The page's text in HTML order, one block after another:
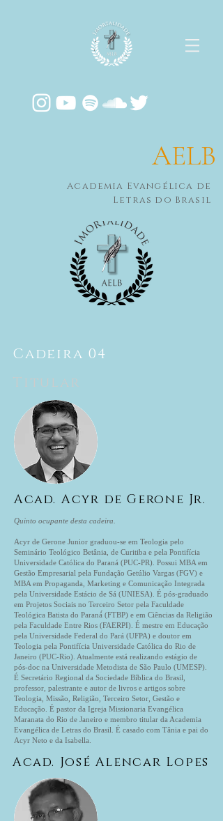
AELB
Academia Evangélica de
Letras do Brasil
Cadeira 04
Titular
Acad. Acyr de Gerone Jr.
Quinto ocupante desta cadeira.
Acyr de Gerone Junior graduou-se em Teologia pelo
Seminário Teológico Betânia, de Curitiba e pela Pontifícia
Universidade Católica do Paraná (PUC-PR). Possui MBA em
Gestão Empresarial pela Fundação Getúlio Vargas (FGV) e
MBA em Propaganda, Marketing e Comunicação Integrada
pela Universidade Estácio de Sá (UNIESA). É pós-graduado
em Projetos Sociais no Terceiro Setor pela Faculdade
Teológica Batista do Paraná́ (FTBP) e em Ciências da Religião
pela Faculdade Entre Rios (FAERPI). É mestre em Educação
pela Universidade Federal do Pará (UFPA) e doutor em
Teologia pela Pontifícia Universidade Católica do Rio de
Janeiro (PUC-Rio). Atualmente está realizando estágio de
pós-doc na Universidade Metodista de São Paulo (UMESP).
É Secretário Regional da Sociedade Bíblica do Brasil,
professor, palestrante e autor de livros e artigos sobre
Teologia, Missão, Religião, Terceiro Setor, Gestão e
Educação. É pastor da Igreja Missionaria Evangélica
Maranata do Rio de Janeiro e membro titular da Academia
Evangélica de Letras do Brasil. É casado com Tânia e pai do
Acyr Neto e da Isabella.
Acad. José Alencar Lopes